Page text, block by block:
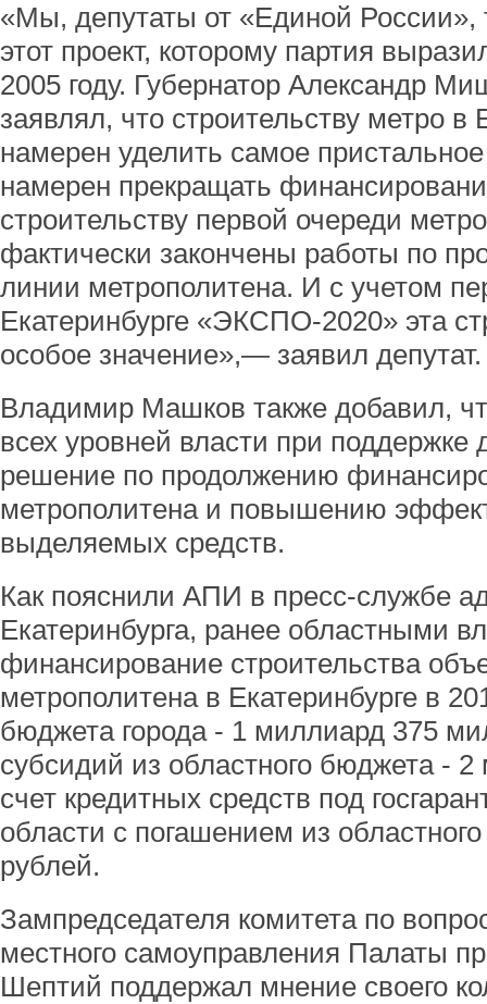
«Мы, депутаты от «Единой России»,
этот проект, которому партия
2005 году. Губернатор Александр
заявлял, что строительству метро в
намерен уделить самое
намерен прекращать
строительству первой очереди
фактически закончены работы по
линии метрополитена. И с учетом
Екатеринбурге «ЭКСПО-2020» эта
особое значение»,— заявил депутат.
Владимир Машков также добавил,
всех уровней власти при поддержке
решение по продолжению
метрополитена и повышению
выделяемых средств.
Как пояснили АПИ в пресс-службе
Екатеринбурга, ранее областными
финансирование строительства
метрополитена в Екатеринбурге в
бюджета города - 1 миллиард 375
субсидий из областного бюджета -
счет кредитных средств под
области с погашением из
рублей.
Зампредседателя комитета по
местного самоуправления Палаты
Шептий поддержал мнение своего